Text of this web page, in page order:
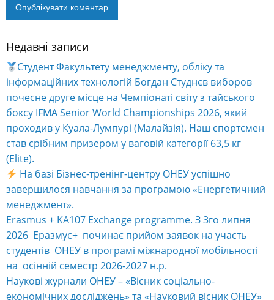
Alternative:
Недавні записи
Студент Факультету менеджменту, обліку та
інформаційних технологій Богдан Студнєв виборов
почесне друге місце на Чемпіонаті світу з тайського
боксу IFMA Senior World Championships 2026, який
проходив у Куала-Лумпурі (Малайзія). Наш спортсмен
став срібним призером у ваговій категорії 63,5 кг
(Elite).
На базі Бізнес-тренінг-центру ОНЕУ успішно
завершилося навчання за програмою «Енергетичний
менеджмент».
Erasmus + KA107 Exchange programme. З 3го липня
2026 Еразмус+ починає прийом заявок на участь
студентів ОНЕУ в програмі міжнародної мобільності
на осінній семестр 2026-2027 н.р.
Наукові журнали ОНЕУ – «Вісник соціально-
економічних досліджень» та «Науковий вісник ОНЕУ»